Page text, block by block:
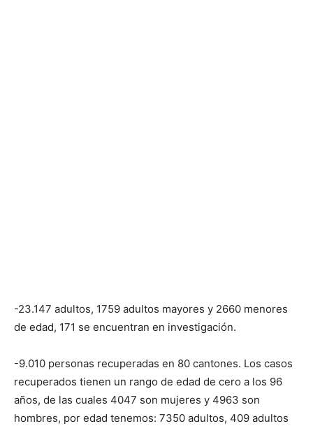
-23.147 adultos, 1759 adultos mayores y 2660 menores
de edad, 171 se encuentran en investigación.
-9.010 personas recuperadas en 80 cantones. Los casos
recuperados tienen un rango de edad de cero a los 96
años, de las cuales 4047 son mujeres y 4963 son
hombres, por edad tenemos: 7350 adultos, 409 adultos